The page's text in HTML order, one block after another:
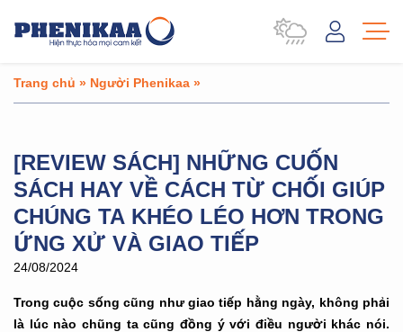
Trang chủ » Người Phenikaa »
[REVIEW SÁCH] NHỮNG CUỐN
SÁCH HAY VỀ CÁCH TỪ CHỐI GIÚP
CHÚNG TA KHÉO LÉO HƠN TRONG
ỨNG XỬ VÀ GIAO TIẾP
24/08/2024
Trong cuộc sống cũng như giao tiếp hằng ngày, không phải
là lúc nào chũng ta cũng đồng ý với điều người khác nói.